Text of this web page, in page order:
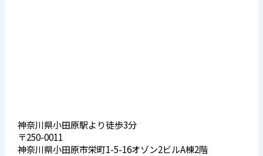
神奈川県小田原駅より徒歩3分
〒250-0011
神奈川県小田原市栄町1-5-16オゾン2ビルA棟2階